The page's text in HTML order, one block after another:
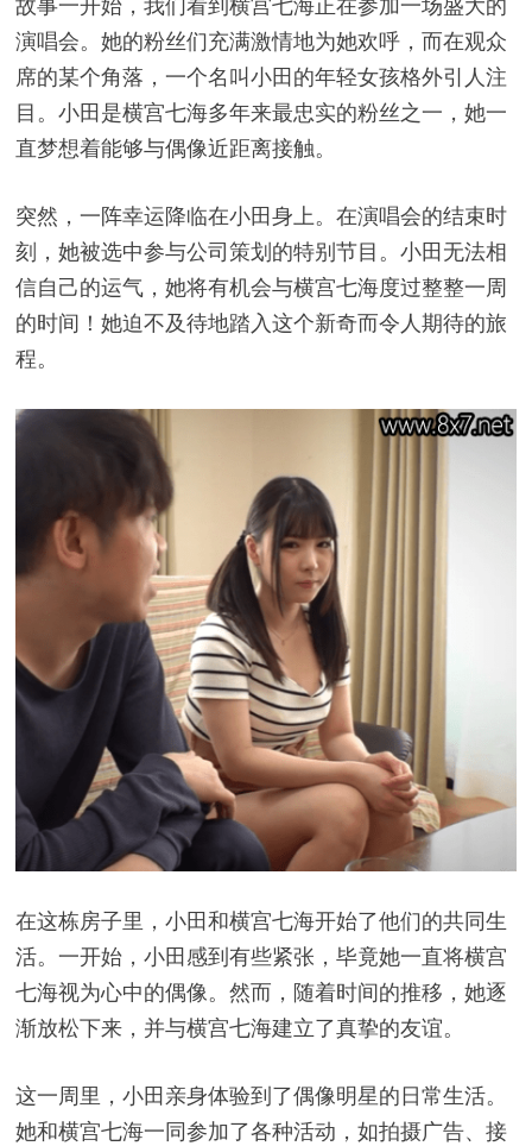
演唱会。她的粉丝们充满激情地为她欢呼，而在观众
席的某个角落，一个名叫小田的年轻女孩格外引人注
目。小田是横宫七海多年来最忠实的粉丝之一，她一
直梦想着能够与偶像近距离接触。
突然，一阵幸运降临在小田身上。在演唱会的结束时
刻，她被选中参与公司策划的特别节目。小田无法相
信自己的运气，她将有机会与横宫七海度过整整一周
的时间！她迫不及待地踏入这个新奇而令人期待的旅
程。
在这栋房子里，小田和横宫七海开始了他们的共同生
活。一开始，小田感到有些紧张，毕竟她一直将横宫
七海视为心中的偶像。然而，随着时间的推移，她逐
渐放松下来，并与横宫七海建立了真挚的友谊。
这一周里，小田亲身体验到了偶像明星的日常生活。
她和横宫七海一同参加了各种活动，如拍摄广告、接